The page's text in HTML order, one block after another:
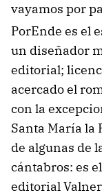
vayamos por
PorEnde es el
un diseñador
editorial;
acercado el
con la
Santa María la
de algunas de
cántabros: es
editorial